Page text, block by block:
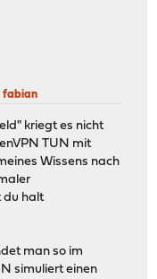
fabian
kriegt es nicht
TUN mit
Wissens nach
du halt
man so im
simuliert einen